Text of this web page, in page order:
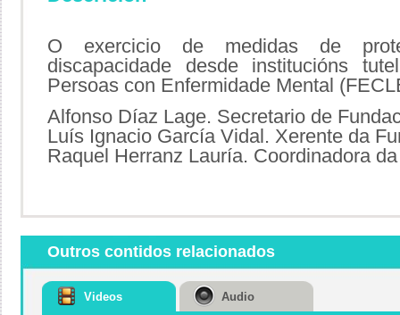
O exercicio de medidas de
discapacidade desde institucións
Persoas con Enfermidade Mental
Alfonso Díaz Lage. Secretario de
Luís Ignacio García Vidal. Xerente da
Raquel Herranz Lauría. Coordinadora
Outros contidos relacionados
Videos Audio